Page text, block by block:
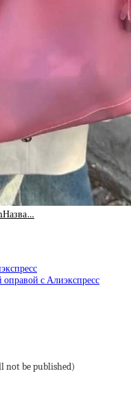
оправой с Алиэкспресс
not be published)